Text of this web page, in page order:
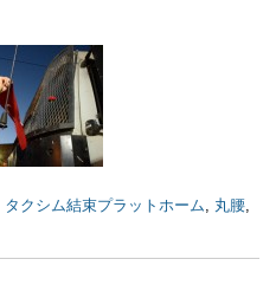
タクシム結束プラットホーム, 丸腰,